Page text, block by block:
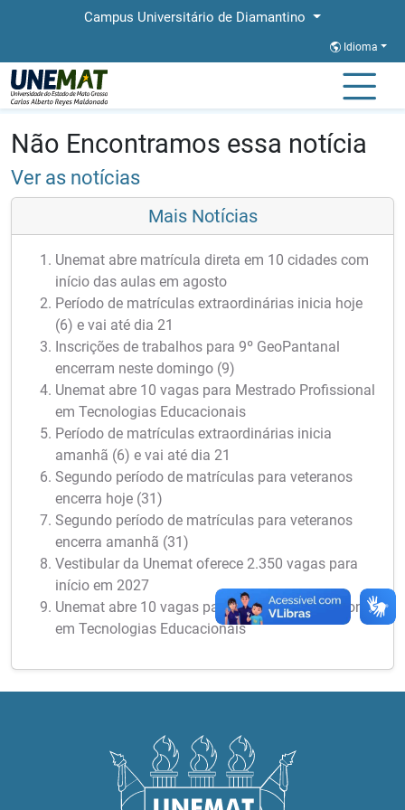
Campus Universitário de Diamantino
Idioma
Página Inicial
Não Encontramos essa notícia
Ver as notícias
Mais Notícias
Unemat abre matrícula direta em 10 cidades com
início das aulas em agosto
Período de matrículas extraordinárias inicia hoje
(6) e vai até dia 21
Inscrições de trabalhos para 9º GeoPantanal
encerram neste domingo (9)
Unemat abre 10 vagas para Mestrado Profissional
em Tecnologias Educacionais
Período de matrículas extraordinárias inicia
amanhã (6) e vai até dia 21
Segundo período de matrículas para veteranos
encerra hoje (31)
Segundo período de matrículas para veteranos
encerra amanhã (31)
Vestibular da Unemat oferece 2.350 vagas para
início em 2027
Unemat abre 10 vagas para Mestrado Profissional
em Tecnologias Educacionais